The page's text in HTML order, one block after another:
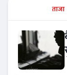
ताजा